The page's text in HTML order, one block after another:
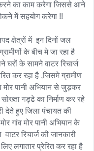
करने का काम करेगा जिससे आने
में सहयोग करेगा !!
में  इन दिनों जल
के बीच मे जा रहा है
के सामने वाटर रिचार्ज
कर रहा है ,जिसमे ग्रामीण
मोर पानी अभियान से जुड़कर
गड्ढे का निर्माण कर रहे
देते हुए जिला पंचायत की
गांव मोर पानी अभियान के
रिचार्ज की जानकारी
लगातार प्रेरित कर रहा है